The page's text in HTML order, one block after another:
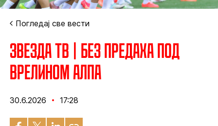
Погледај све вести
Звезда ТВ | Без предаха под
врелином Алпа
30.6.2026 17:28